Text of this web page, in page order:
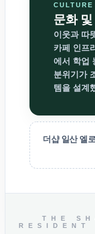
문화 및
이웃과 따
카페 인프
에서 학업
분위기가
템을 설계
더샵 일산 엘
THE
RESIDENT